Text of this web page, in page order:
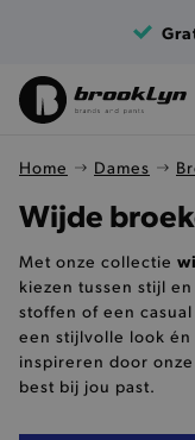
Home Dames
Met onze collectie
kiezen tussen stijl
stoffen of een
een stijlvolle look én
inspireren door
best bij jou past.
Wijde